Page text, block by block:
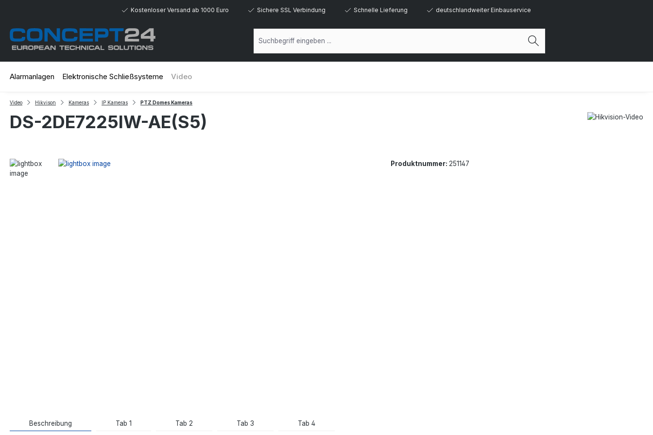
Kostenloser Versand ab 1000 Euro Sichere SSL Verbindung Schnelle Lieferung deutschlandweiter Einbauservice
Alarmanlagen Elektronische Schließsysteme Video
Video Hikvison Kameras IP Kameras PTZ Domes Kameras
DS-2DE7225IW-AE(S5)
Produktnummer: 251147
Beschreibung Tab 1 Tab 2 Tab 3 Tab 4